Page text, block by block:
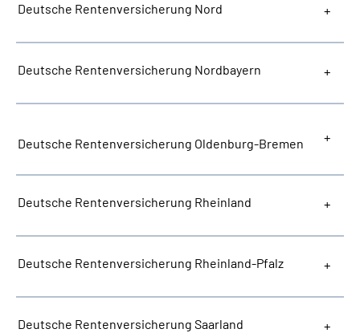
Deutsche Rentenversicherung Nord
Deutsche Rentenversicherung Nordbayern
Deutsche Rentenversicherung Oldenburg-Bremen
Deutsche Rentenversicherung Rheinland
Deutsche Rentenversicherung Rheinland-Pfalz
Deutsche Rentenversicherung Saarland